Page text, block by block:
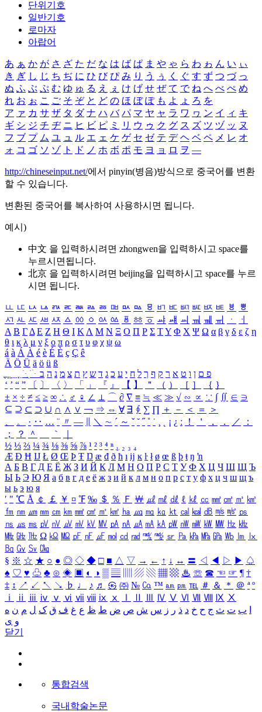
단위기호
일반기호
로마자
아랍어
あ ぁ か が さ ざ た だ な は ば ぱ ま や ゃ ら わ ゎ ん い ぃ
き ぎ し じ ち ぢ に ひ び ぴ み り う ぅ く ぐ す ず つ づ っ
ぬ ふ ぶ ぷ む ゆ ゅ る え ぇ け げ せ ぜ て で ね へ べ ぺ め
れ お ぉ こ ご そ ぞ と ど の ほ ぼ ぽ も よ ょ ろ を
ア ァ カ サ ザ タ ダ ナ ハ バ パ マ ヤ ャ ラ ワ ヮ ン イ ィ キ
ギ シ ジ チ ヂ ニ ヒ ビ ピ ミ リ ウ ゥ ク グ ス ズ ツ ヅ ッ ヌ
フ ブ プ ム ユ ュ ル エ ェ ケ ゲ セ ゼ テ デ ヘ ベ ペ メ レ オ
ォ コ ゴ ソ ゾ ト ド ノ ホ ボ ポ モ ヨ ョ ロ ヲ ―
http://chineseinput.net/에서 pinyin(병음)방식으로 중국어를 변환
할 수 있습니다.
변환된 중국어를 복사하여 사용하시면 됩니다.
예시)
中文 을 입력하시려면 zhongwen을 입력하시고 space를
누르시면됩니다.
北京 을 입력하시려면 beijing을 입력하시고 space를 누르
시면 됩니다.
ㅥ ㅦ ㅧ ㅨ ㅩ ㅪ ㅫ ㅬ ㅭ ㅮ ㅯ ㅰ ㅱ ㅲ ㅳ ㅴ ㅵ ㅶ ㅷ ㅸ
ㅹ
ㅺ ㅻ ㅼ ㅽ ㅾ ㅿ ㆀ ㆁ ㆂ ㆃ ㆄ ㆅ ㆆ ㆇ ㆈ ㆉ ㆊ ㆋ ㆌ ㆍ
ㆎ
Α Β ΓΔ Ε Ζ Η Θ Ι ΚΛ Μ Ν Ξ Ο Π Ρ Σ ΤΥ Φ Χ Ψ Ω α β γ δ ε ζ η
θ ι κ λ μ ν ξ ο π ρ σ τ υ φ χ ψ ω
á à Á À é è É È ç Ç ê
Ä Ö Ü ä ö ü ß
ִֶֹ ֻּ ׁׂ פ ם ן ו ט א ר ק ף ך ל ח י ע כ ג ד ש ץ ת צ מ נ ה ב
‘ ’ “ ” 〔 〕 〈 〉 「 」 『 』 【 】 ＂ （ ） ［ ］ ｛ ｝
± × ÷ ≠ ≤ ≥ ∞ ∴ ♂ ♀ ∠ ⊥ ⌒ ∂ ∇ ≡ ≒ ≪ ≫ √ ∽ ∝ ∵ ∫ ∬ ∈ ∋
⊆ ⊇ ⊂ ⊃ ∪ ∩ ∧ ∨ ￢ ⇒ ⇔ ∀ ∃ ∮ ∑ ∏ ＋ － ＜ ＝
＞
、
。 · ‥ … ¨ 〃 ― ＼ ∼ ´ ～ ˇ ˘ ˝ ˚ ˙ ¸ ¡ ¿ ː ！ ＇ ， ． ／
：
；
？ ＾ ｀
½ ⅓ ⅔ ¼ ¾ ⅛ ⅜ ⅝ ⅞ ¹ ² ³ ⁴ ⁿ ₁ ₂ ₃ ₄
Æ Ð Ħ Ĳ Ł Ø Œ Þ Ŧ Ŋ æ đ ð ħ ı ĳ ĸ ŀ ł ø œ ß þ ŧ ŋ ŉ
А Б В Г Д Е Ё Ж З И Й К Л М Н О П Р С Т У Ф Х Ц Ч Ш Щ Ъ
Ы Ь Э Ю Я а б в г д е ё ж з и й к л м н о п р с т у ф х ц ч ш щ ъ
ы ь э ю я
′ ″ ℃ Å ￠ ￡ ￥ ¤ ℉ ‰ ＄ ％ Ｆ ￦ ㎕ ㎖ ㎗ ℓ ㎘ ㏄ ㎣ ㎤ ㎥ ㎦
㎙ ㎚ ㎛ ㎜ ㎝ ㎞ ㎟ ㎠ ㎡ ㎢ ㏊ ㎍ ㎎ ㎏ ㏏ ㎈ ㎉ ㏈ ㎧ ㎨ ㎰
㎱ ㎲ ㎳ ㎴ ㎵ ㎶ ㎷ ㎸ ㎹ ㎀ ㎁ ㎂ ㎃ ㎄ ㎺ ㎻ ㎽ ㎾ ㎿ ㎐ ㎑
㎒ ㎓ ㎔ Ω ㏀ ㏁ ㎊ ㎋ ㎌ ㏖ ㏅ ㎭ ㎮ ㎯ ㏛ ㎩ ㎪ ㎫ ㎬ ㏝ ㏐
㏓
㏃ ㏉ ㏜ ㏆
§ ※ ☆ ★ ○ ● ◎ ◇ ◆ □ ■ △ ▽ → ← ↑ ↓ ↔ 〓 ◁ ◀ ▷ ▶ ♤
♠ ♡ ♥ ♧ ♣ ⊙ ◈ ▣ ◐ ◑ ▒ ▤ ▨ ▧ ▦ ▩ ♨ ☏ ☎ ☜ ☞ ¶ †
‡ ↕ ↗ ↙ ↖ ↘ ♭ ♩ ♪ ♬ ㉿ ㈜ № ㏇ ™ ㏂ ㏘ ℡ ＃ ＆ ＊ ＠ ª º
ⅰ
ⅱ ⅲ ⅳ ⅴ ⅵ ⅶ ⅷ ⅸ ⅹ Ⅳ Ⅴ Ⅵ Ⅶ Ⅷ Ⅸ Ⅹ
ب ت ث ج ح خ د ذ ر ز س ش ص ض ط ظ ع غ ف ق ک ل م ن ه
و ی
닫기
통합검색
국내학술논문